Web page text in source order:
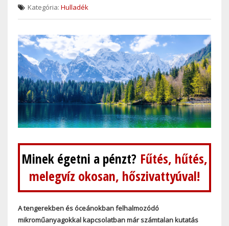
Kategória: Hulladék
Minek égetni a pénzt? Fűtés, hűtés,
melegvíz okosan, hőszivattyúval!
A tengerekben és óceánokban felhalmozódó
mikroműanyagokkal kapcsolatban már számtalan kutatás